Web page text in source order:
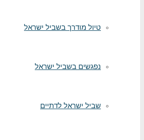
טיול מודרך בשביל ישראל
נפגשים בשביל ישראל
שביל ישראל לדתיים